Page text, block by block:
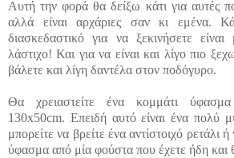
Αυτή την φορά θα δείξω κάτι για αυτές
αλλά είναι αρχάριες σαν κι εμένα.
διασκεδαστικό για να ξεκινήσετε
λάστιχο! Και για να είναι και λίγο πιο
βάλετε και λίγη δαντέλα στον ποδόγυρο.
Θα χρειαστείτε ένα κομμάτι ύφασμα
130x50cm. Επειδή αυτό είναι ένα πολύ
μπορείτε να βρείτε ένα αντίστοιχό ρετάλι
ύφασμα από μία φούστα που έχετε ήδη και